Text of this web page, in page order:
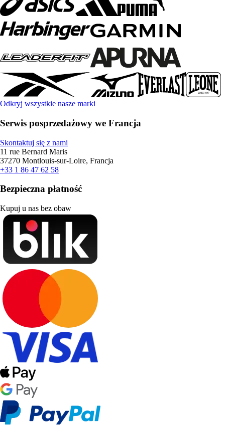
Odkryj wszystkie nasze marki
Serwis posprzedażowy we Francja
Skontaktuj się z nami
11 rue Bernard Maris
37270 Montlouis-sur-Loire, Francja
+33 1 86 47 62 58
Bezpieczna płatność
Kupuj u nas bez obaw